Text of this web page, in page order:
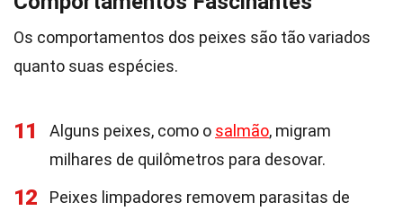
Os comportamentos dos peixes são tão variados
quanto suas espécies.
11 Alguns peixes, como o salmão, migram
milhares de quilômetros para desovar.
12
Peixes limpadores removem parasitas de